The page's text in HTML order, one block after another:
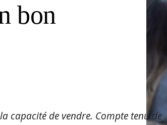
bon
capacité de vendre. Compte tenu de